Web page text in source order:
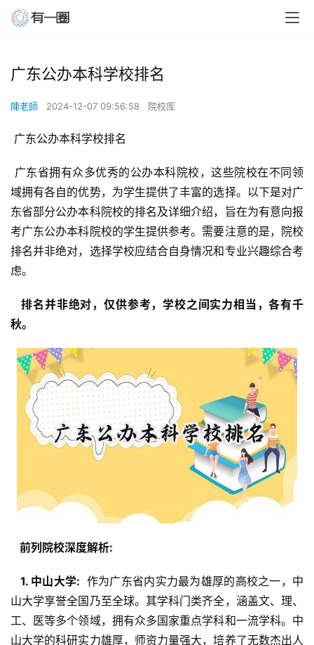
广东公办本科学校排名
陳老師 2024-12-07 09:56:58 院校库
广东公办本科学校排名
域拥有各自的优势，为学生提供了丰富的选择。以下是对广
东省部分公办本科院校的排名及详细介绍，旨在为有意向报
考广东公办本科院校的学生提供参考。需要注意的是，院校
排名并非绝对，选择学校应结合自身情况和专业兴趣综合考
虑。
  排名并非绝对，仅供参考，学校之间实力相当，各有千
秋。
  前列院校深度解析:
  1. 中山大学:
作为广东省内实力最为雄厚的高校之一，中
山大学享誉全国乃至全球。其学科门类齐全，涵盖文、理、
工、医等多个领域，拥有众多国家重点学科和一流学科。中
山大学的科研实力雄厚，师资力量强大，培养了无数杰出人